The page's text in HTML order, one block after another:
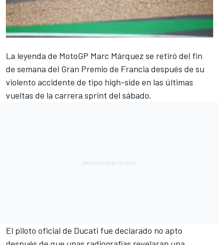
La leyenda de MotoGP Marc Márquez se retiró del fin
de semana del Gran Premio de Francia después de su
violento accidente de tipo high-side en las últimas
vueltas de la carrera sprint del sábado.
El piloto oficial de Ducati fue declarado no apto